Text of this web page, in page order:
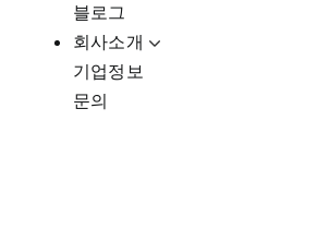
블로그
회사소개
기업정보
문의